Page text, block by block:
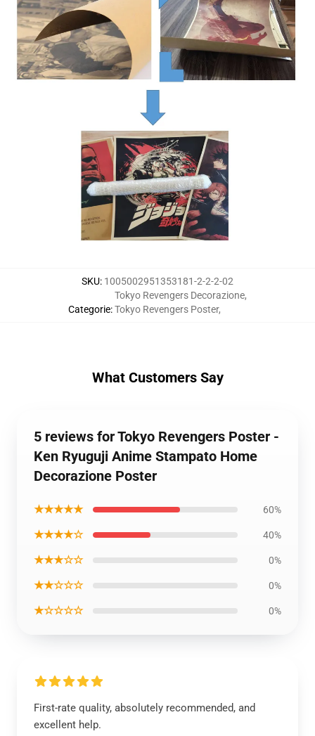
SKU: 1005002951353181-2-2-2-02
Categorie:
Tokyo Revengers Decorazione,
Tokyo Revengers Poster,
What Customers Say
5 reviews for Tokyo Revengers Poster -
Ken Ryuguji Anime Stampato Home
Decorazione Poster
★★★★★ 60%
★★★★☆ 40%
★★★☆☆ 0%
★★☆☆☆ 0%
★☆☆☆☆ 0%
First-rate quality, absolutely recommended, and
excellent help.